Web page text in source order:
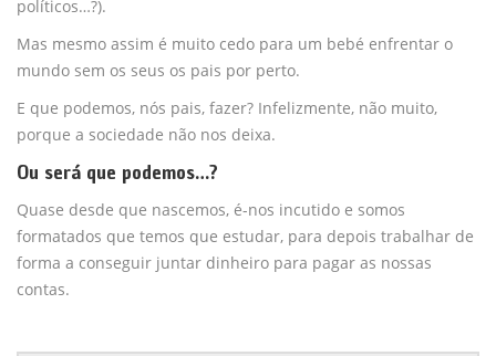
políticos…?).
Mas mesmo assim é muito cedo para um bebé enfrentar o
mundo sem os seus os pais por perto.
E que podemos, nós pais, fazer? Infelizmente, não muito,
porque a sociedade não nos deixa.
Ou será que podemos…?
Quase desde que nascemos, é-nos incutido e somos
formatados que temos que estudar, para depois trabalhar de
forma a conseguir juntar dinheiro para pagar as nossas
contas.